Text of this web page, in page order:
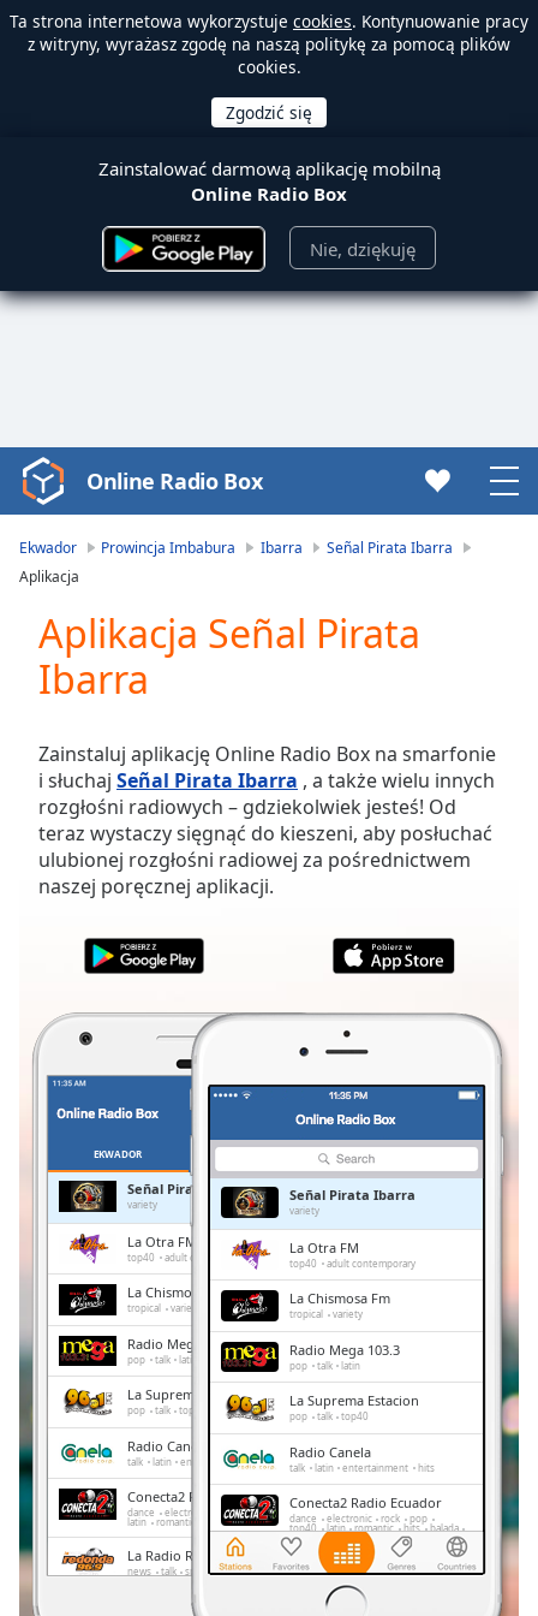
Ta strona internetowa wykorzystuje cookies. Kontynuowanie pracy
z witryny, wyrażasz zgodę na naszą politykę za pomocą plików
cookies.
Zainstalować darmową aplikację mobilną
Online Radio Box
Nie, dziękuję
Video
Player
loading.
Video
Play
Skip
Backward
Mute
Current
Time0:00
Duration-:-
Loaded:
LIVE
live,
currently
behind
LIVE
Chapters
Chapters
Descriptions
descriptions
off,
selected
Subtitles
subtitles
Online Radio Box
Ekwador Prowincja Imbabura Ibarra
Señal Pirata Ibarra
Aplikacja
Aplikacja Señal Pirata
Ibarra
Zainstaluj aplikację Online Radio Box na smarfonie
i słuchaj Señal Pirata Ibarra , a także wielu innych
rozgłośni radiowych – gdziekolwiek jesteś! Od
teraz wystaczy sięgnąć do kieszeni, aby posłuchać
ulubionej rozgłośni radiowej za pośrednictwem
naszej poręcznej aplikacji.
EKWADOR
Señal Pirata Ibarra
variety
La Otra FM
top40 adult contemporary
La Chismosa Fm
tropical variety
Radio Mega 103.3
pop talk latin
La Suprema Estacion
pop talk top40
Radio Canela
talk latin entertainment hits
Conecta2 Radio Ecuador
dance electronic rock pop top40
latin romantic hits balada radio dj
La Radio Redonda
news talk sports
La Voz del Tomebamba
Señal Pirata Ibarra
variety
La Otra FM
top40 adult contemporary
La Chismosa Fm
tropical variety
Radio Mega 103.3
pop talk latin
La Suprema Estacion
pop talk top40
Radio Canela
talk latin entertainment hits
Conecta2 Radio Ecuador
dance electronic rock pop
top40 latin romantic hits balada
radio dj
La Radio Redonda
talk sports